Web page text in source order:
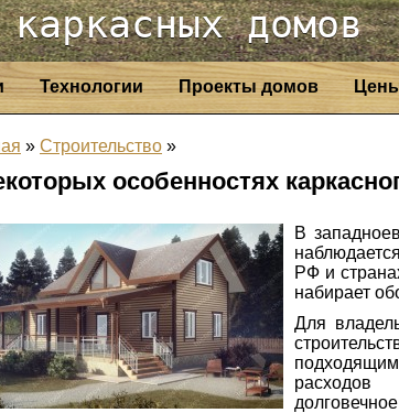
домов
Проекты домов
Технологии
» Строительство »
особенностях
В
РФ и
набирает
Для
расходов